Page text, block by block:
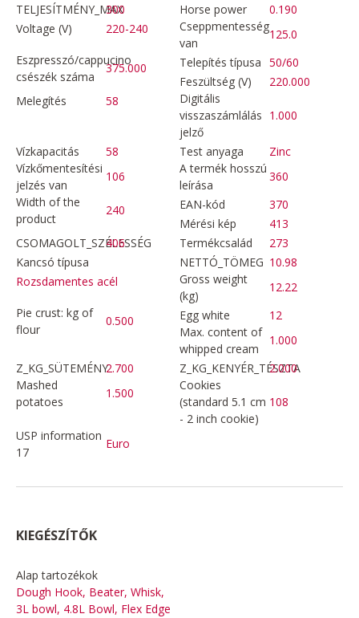
TELJESÍTMÉNY_MAX
300 Horse power
0.190
Voltage (V)
220-240
Cseppmentesség
van
125.0
Eszpresszó/cappucino
csészék száma
375.000 Telepítés típusa 50/60
Feszültség (V)
220.000
Melegítés
58
Digitális
visszaszámlálás
jelző
1.000
Vízkapacitás 58 Test anyaga
Zinc
Vízkőmentesítési
jelzés van
106
A termék hosszú
leírása
360
Width of the
product
240 EAN-kód
370
Mérési kép
413
CSOMAGOLT_SZÉLESSÉG
406 Termékcsalád
273
Kancsó típusa
Rozsdamentes acél
NETTÓ_TÖMEG 10.98
Gross weight
(kg)
12.22
Pie crust: kg of
flour
0.500 Egg white
12
Max. content of
whipped cream
1.000
Z_KG_SÜTEMÉNY2.700 Z_KG_KENYÉR_TÉSZTA
2.000
Mashed
potatoes
1.500
Cookies
(standard 5.1 cm
- 2 inch cookie)
108
USP information
17
Euro
KIEGÉSZÍTŐK
Alap tartozékok
Dough Hook, Beater, Whisk,
3L bowl, 4.8L Bowl, Flex Edge